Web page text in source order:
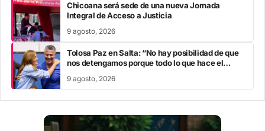
Chicoana será sede de una nueva Jornada
Integral de Acceso a Justicia
9 agosto, 2026
Tolosa Paz en Salta: “No hay posibilidad de que
nos detengamos porque todo lo que hace el
9 agosto, 2026